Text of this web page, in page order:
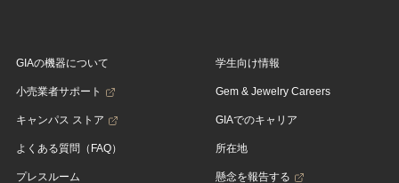
GIAの機器について
小売業者サポート
キャンパス ストア
よくある質問（FAQ）
プレスルーム
学生向け情報
Gem & Jewelry Careers
GIAでのキャリア
所在地
懸念を報告する